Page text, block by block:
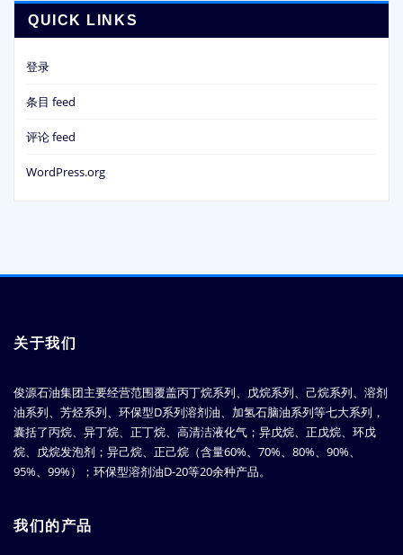
QUICK LINKS
登录
条目 feed
评论 feed
WordPress.org
关于我们
俊源石油集团主要经营范围覆盖丙丁烷系列、戊烷系列、己烷系列、溶剂
油系列、芳烃系列、环保型D系列溶剂油、加氢石脑油系列等七大系列，
囊括了丙烷、异丁烷、正丁烷、高清洁液化气；异戊烷、正戊烷、环戊
烷、戊烷发泡剂；异己烷、正己烷（含量60%、70%、80%、90%、
95%、99%）；环保型溶剂油D-20等20余种产品。
我们的产品